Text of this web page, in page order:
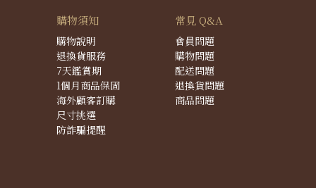
購物須知
購物說明
退換貨服務
7天鑑賞期
1個月商品保固
海外顧客訂購
尺寸挑選
防詐騙提醒
常見 Q&A
會員問題
購物問題
配送問題
退換貨問題
商品問題